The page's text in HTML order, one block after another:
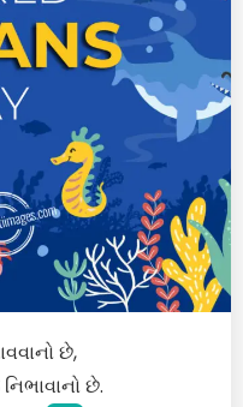
છે,
છે.